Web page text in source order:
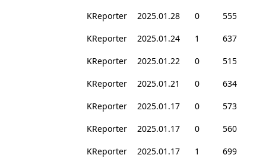
KReporter 2025.01.28 0
555
KReporter 2025.01.24 1
637
KReporter 2025.01.22 0
515
KReporter 2025.01.21 0
634
KReporter 2025.01.17 0
573
KReporter 2025.01.17 0
560
KReporter 2025.01.17 1
699